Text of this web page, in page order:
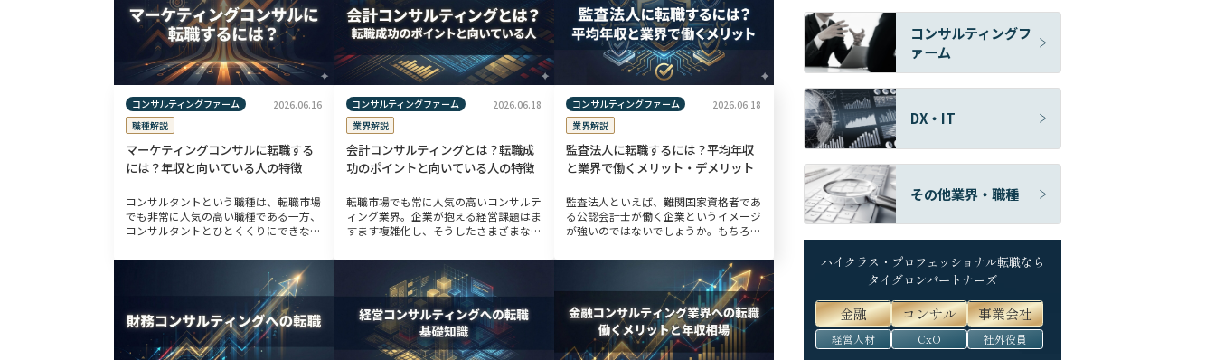
コンサルティングファーム
2026.06.16
職種解説
マーケティングコンサルに転職する
には？年収と向いている人の特徴
コンサルタントという職種は、転職市場
でも非常に人気の高い職種である一方、
コンサルタントとひとくくりにできない
まざまな分野が存在します。コンサルタ
ントは、各専門分野に特化してコンサル
コンサルティングファーム
2026.06.18
業界解説
会計コンサルティングとは？転職成
功のポイントと向いている人の特徴
転職市場でも常に人気の高いコンサルテ
ィング業界。企業が抱える経営課題はま
すます複雑化し、そうしたさまざまな課
サルタントへのニーズはますます高まっ
ています。今回は、そうしたコンサルテ
コンサルティングファーム
2026.06.18
業界解説
監査法人に転職するには？平均年収
と業界で働くメリット・デメリット
監査法人といえば、難関国家資格者であ
る公認会計士が働く企業というイメージ
が強いのではないでしょうか。もちろ
社ではあるものの、未経験でも入社でき
る可能性もあります。そこで今回は、監
査法人 […]
コンサルティングフ
ァーム
DX・IT
その他業界・職種
ハイクラス・プロフェッショナル転職なら
タイグロンパートナーズ
金融 コンサル 事業会社
経営人材 CxO 社外役員